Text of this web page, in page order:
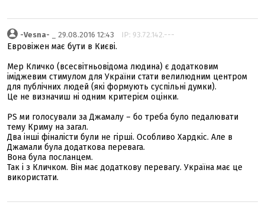
-Vesna- _ 29.08.2016 12:43 IP: 93.72.142.---
Евровіжен має бути в Києві.
Мер Кличко (всесвітньовідома людина) є додатковим
іміджевим стимулом для України стати велилюдним центром
для публічних людей (які формують суспільні думки).
Це не визначиш ні одним критерієм оцінки.
PS ми голосували за Джамалу – бо треба було педалювати
тему Криму на загал.
Два інші фіналісти були не гірші. Особливо Хардкіс. Але в
Джамали була додаткова перевага.
Вона була посланцем.
Так і з Кличком. Він має додаткову перевагу. Україна має це
використати.